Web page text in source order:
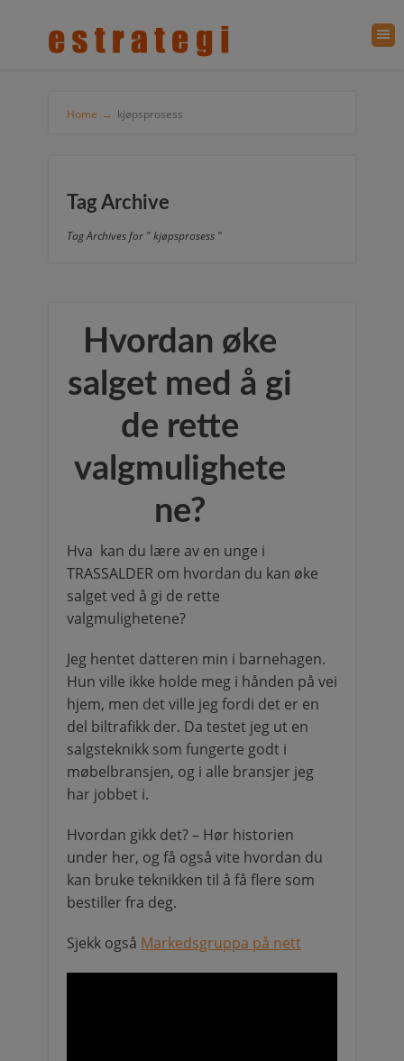
Home → kjøpsprosess
Tag Archive
Tag Archives for " kjøpsprosess "
Hvordan øke
salget med å gi
de rette
valgmulighete
ne?
Hva kan du lære av en unge i
TRASSALDER om hvordan du kan øke
salget ved å gi de rette
valgmulighetene?
Jeg hentet datteren min i barnehagen.
Hun ville ikke holde meg i hånden på vei
hjem, men det ville jeg fordi det er en
del biltrafikk der. Da testet jeg ut en
salgsteknikk som fungerte godt i
møbelbransjen, og i alle bransjer jeg
har jobbet i.
Hvordan gikk det? – Hør historien
under her, og få også vite hvordan du
kan bruke teknikken til å få flere som
bestiller fra deg.
Sjekk også Markedsgruppa på nett